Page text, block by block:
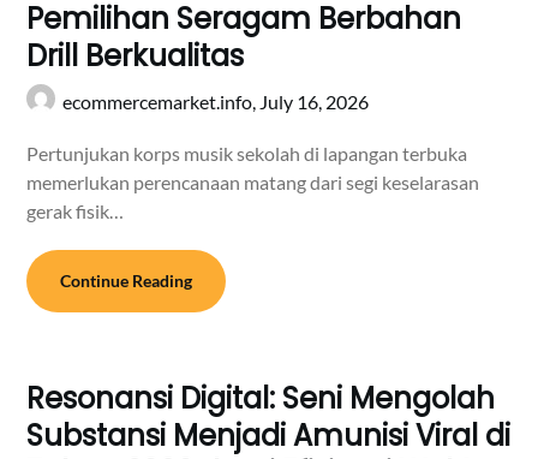
Pemilihan Seragam Berbahan
Drill Berkualitas
ecommercemarket.info, July 16, 2026
Pertunjukan korps musik sekolah di lapangan terbuka
memerlukan perencanaan matang dari segi keselarasan
gerak fisik…
Continue Reading
Resonansi Digital: Seni Mengolah
Substansi Menjadi Amunisi Viral di